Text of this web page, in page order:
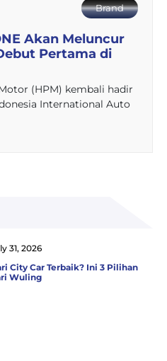
Brand
Akan Meluncur
Pertama di
(HPM) kembali hadir
International Auto
City Car Terbaik? Ini 3 Pilihan
Wuling
31, 2026